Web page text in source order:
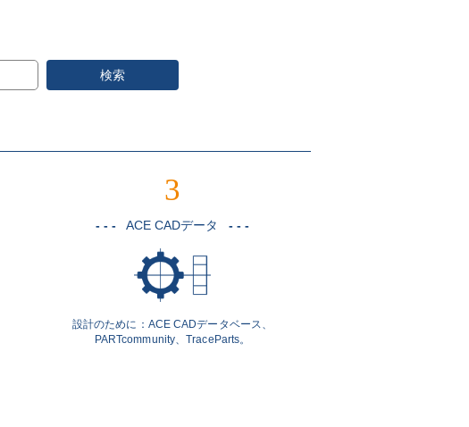
検索
3
- - - ACE CADデータ - - -
設計のために：ACE CADデータベース、
PARTcommunity、TraceParts。